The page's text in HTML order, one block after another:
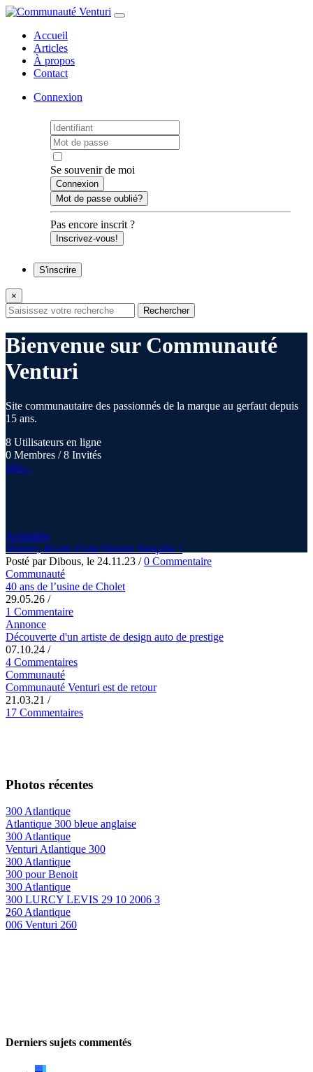
Accueil
Articles
À propos
Contact
Connexion
Se souvenir de moi
Mot de passe oublié?
Pas encore inscrit ?
Inscrivez-vous!
S'inscrire
×
Bienvenue sur Communauté
Venturi
Site communautaire des passionnés de la marque au gerfaut depuis
15 ans.
8 Utilisateurs en ligne
0 Membres / 8 Invités
plus...
Actualités
Venturi, 40 ans d’une histoire française !
Posté par Dibous, le 24.11.23 /0 Commentaire
Communauté
40 ans de l’usine de Cholet
29.05.26 /
1 Commentaire
Annonce
Découverte d'un artiste de design auto de prestige
07.10.24 /
4 Commentaires
Communauté
Communauté Venturi est de retour
21.03.21 /
17 Commentaires
Photos récentes
300 Atlantique
Atlantique 300 bleue anglaise
300 Atlantique
Venturi Atlantique 300
300 Atlantique
300 pour Benoit
300 Atlantique
300 LURCY LEVIS 29 10 2006 3
260 Atlantique
006 Venturi 260
Derniers sujets commentés